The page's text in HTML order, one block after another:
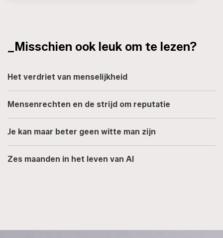
_Misschien ook leuk om te lezen?
Het verdriet van menselijkheid
Mensenrechten en de strijd om reputatie
Je kan maar beter geen witte man zijn
Zes maanden in het leven van AI